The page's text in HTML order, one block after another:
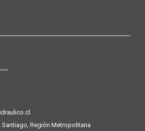
Santiago, Región Metropolitana